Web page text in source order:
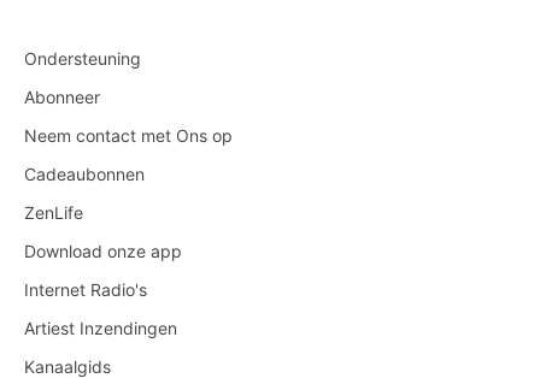
Ondersteuning
Abonneer
Neem contact met Ons op
Cadeaubonnen
ZenLife
Download onze app
Internet Radio's
Artiest Inzendingen
Kanaalgids